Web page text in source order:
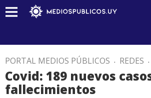
PORTAL MEDIOS PÚBLICOS . REDES .
Covid: 189 nuevos
fallecimientos